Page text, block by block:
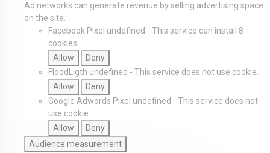
Ad networks can generate revenue by selling advertising space
on the site.
Facebook Pixel undefined - This service can install 8
cookies.
Allow
Deny
FloodLigth undefined - This service does not use cookie.
Allow
Deny
Google Adwords Pixel undefined - This service does not
use cookie.
Allow
Deny
Audience measurement